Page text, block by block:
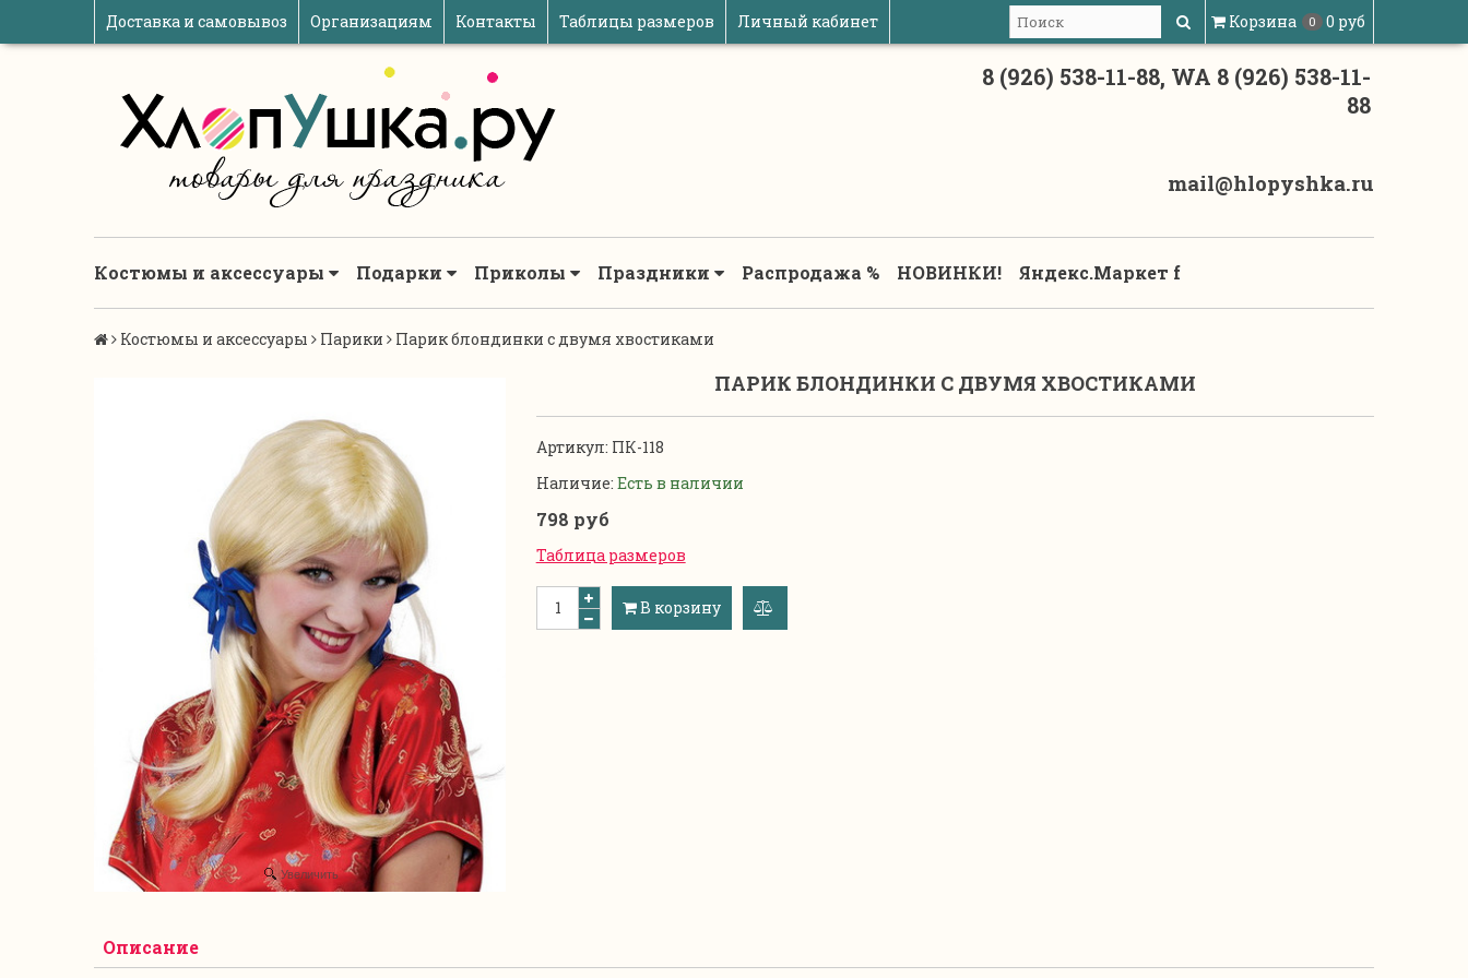
Доставка и самовывоз Организациям Контакты Таблицы размеров Личный кабинет Корзина 0 0 руб
8 (926) 538-11-88, WA 8 (926) 538-11-
88
mail@hlopyshka.ru
Костюмы и аксессуары Подарки Приколы Праздники Распродажа % НОВИНКИ! Яндекс.Маркет f
Костюмы и аксессуары Парики Парик блондинки с двумя хвостиками
Увеличить
ПАРИК БЛОНДИНКИ С ДВУМЯ ХВОСТИКАМИ
Артикул: ПК-118
Наличие: Есть в наличии
798 руб
Таблица размеров
В корзину
Описание